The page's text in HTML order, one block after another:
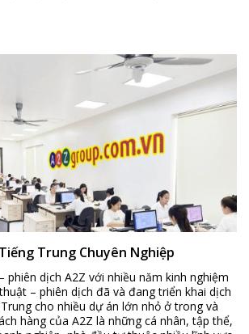
Trung Chuyên Nghiệp
phiên dịch A2Z với nhiều năm kinh nghiệm
– phiên dịch đã và đang triển khai dịch
cho nhiều dự án lớn nhỏ ở trong và
hàng của A2Z là những cá nhân, tập thể,